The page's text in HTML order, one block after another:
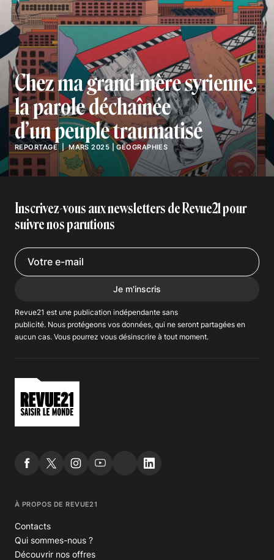
REPORTAGE| MARS 2025 |GÉOGRAPHIES
Chez ma grand-mère syrienne,
la parole déchaînée
d’un peuple traumatisé
Inscrivez-vous aux newsletters de Revue21 pour
suivre nos parutions
Je m'inscris
Revue21 est une publication indépendante sans
publicité. Nous protégeons vos données, qui ne seront partagées en
aucun cas. Vous pourrez vous désinscrire à tout moment.
À PROPOS DE REVUE21
Contacts
Qui sommes-nous ?
Découvrir nos offres